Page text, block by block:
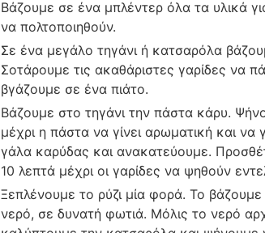
Βάζουμε σε ένα μπλέντερ όλα τα υλικά
να πολτοποιηθούν.
Σε ένα μεγάλο τηγάνι ή κατσαρόλα
Σοτάρουμε τις ακαθάριστες γαρίδες να
βγάζουμε σε ένα πιάτο.
Βάζουμε στο τηγάνι την πάστα κάρυ.
μέχρι η πάστα να γίνει αρωματική και
γάλα καρύδας και ανακατεύουμε.
10 λεπτά μέχρι οι γαρίδες να ψηθούν
Ξεπλένουμε το ρύζι μία φορά. Το
νερό, σε δυνατή φωτιά. Μόλις το νερό